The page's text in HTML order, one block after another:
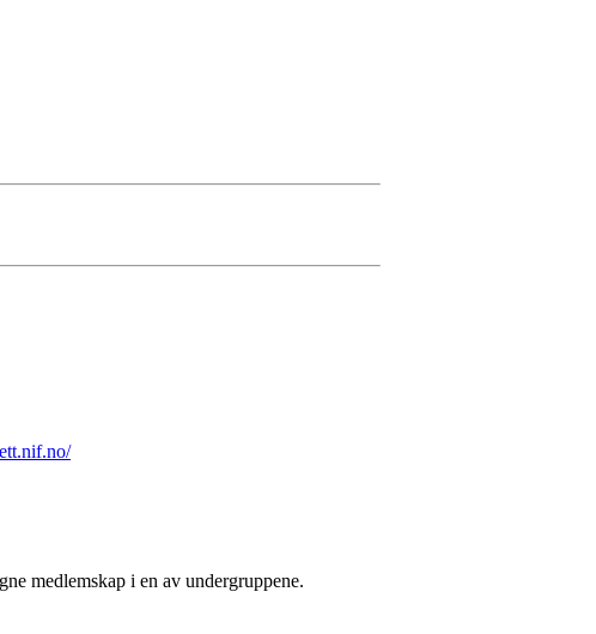
medlemskap i en av undergruppene.